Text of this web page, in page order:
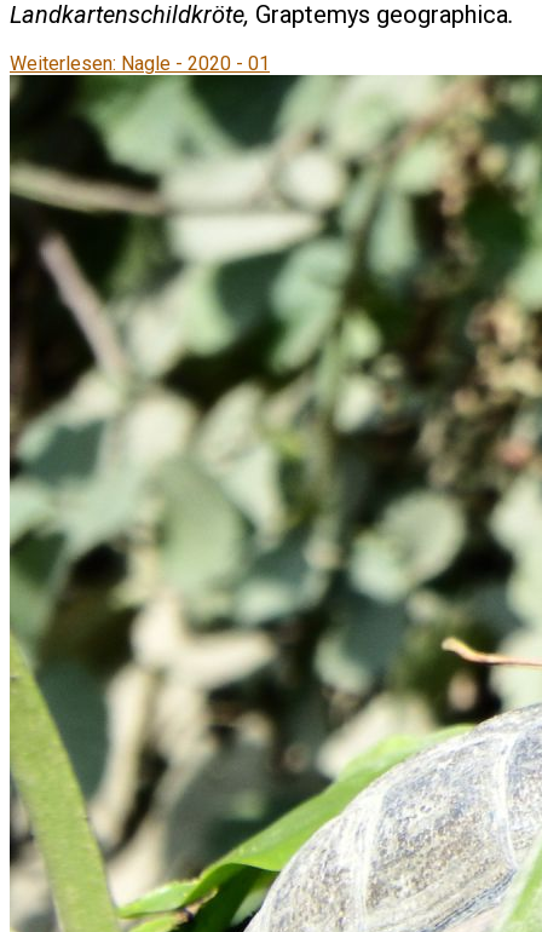
Landkartenschildkröte, Graptemys geographica.
Weiterlesen: Nagle - 2020 - 01